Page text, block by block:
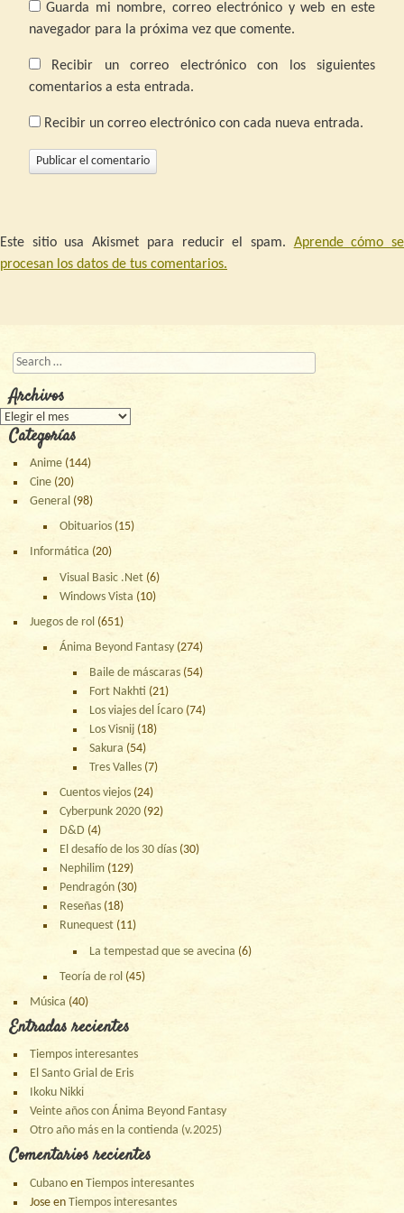
Guarda mi nombre, correo electrónico y web en este
navegador para la próxima vez que comente.
Recibir un correo electrónico con los siguientes
comentarios a esta entrada.
Recibir un correo electrónico con cada nueva entrada.
Este sitio usa Akismet para reducir el spam. Aprende cómo se
procesan los datos de tus comentarios.
Buscar
Archivos
Archivos
Categorías
Anime (144)
Cine (20)
General (98)
Obituarios (15)
Informática (20)
Visual Basic .Net (6)
Windows Vista (10)
Juegos de rol (651)
Ánima Beyond Fantasy (274)
Baile de máscaras (54)
Fort Nakhti (21)
Los viajes del Ícaro (74)
Los Visnij (18)
Sakura (54)
Tres Valles (7)
Cuentos viejos (24)
Cyberpunk 2020 (92)
D&D (4)
El desafío de los 30 días (30)
Nephilim (129)
Pendragón (30)
Reseñas (18)
Runequest (11)
La tempestad que se avecina (6)
Teoría de rol (45)
Música (40)
Entradas recientes
Tiempos interesantes
El Santo Grial de Eris
Ikoku Nikki
Veinte años con Ánima Beyond Fantasy
Otro año más en la contienda (v.2025)
Comentarios recientes
Cubano enTiempos interesantes
Jose enTiempos interesantes